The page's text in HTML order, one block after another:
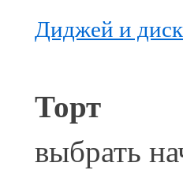
Диджей и
Торт
выбрать